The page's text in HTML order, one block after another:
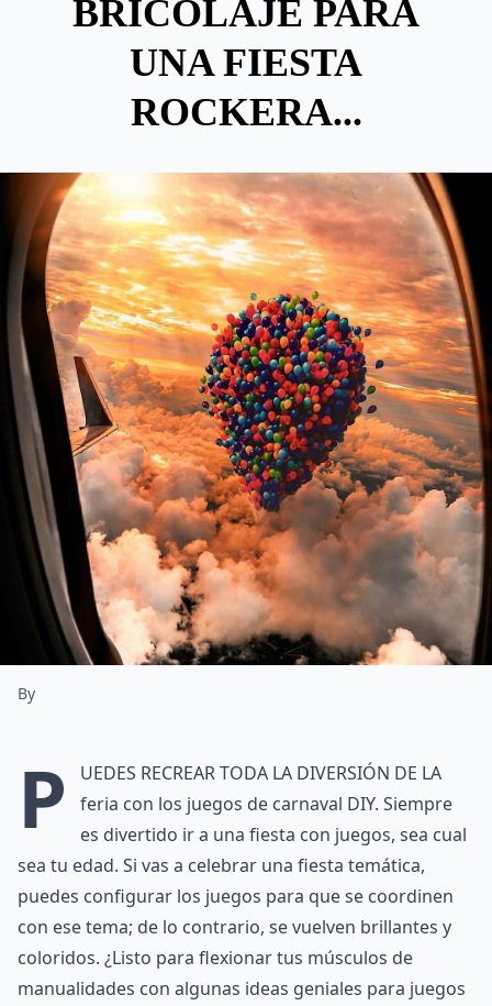
BRICOLAJE PARA
UNA FIESTA
ROCKERA...
By
P
uedes recrear toda la diversión de la
feria con los juegos de carnaval DIY. Siempre
es divertido ir a una fiesta con juegos, sea cual
sea tu edad. Si vas a celebrar una fiesta temática,
puedes configurar los juegos para que se coordinen
con ese tema; de lo contrario, se vuelven brillantes y
coloridos. ¿Listo para flexionar tus músculos de
manualidades con algunas ideas geniales para juegos